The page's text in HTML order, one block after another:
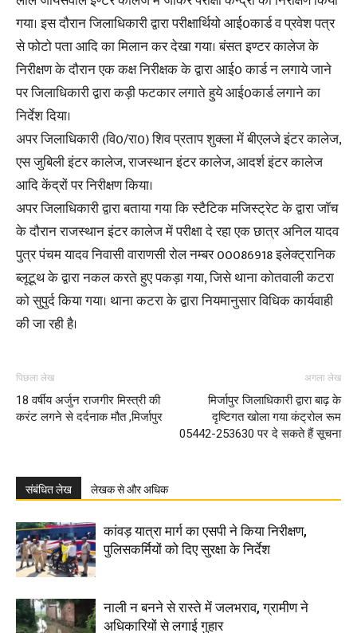
गया। इस दौरान जिलाधिकारी द्वारा परीक्षार्थियो आई0कार्ड व प्रवेश पत्र
से फोटो पता आदि का मिलान कर देखा गया। बंसत इण्टर कालेज के
निरीक्षण के दौरान एक कक्ष निरीक्षक के द्वारा आई0 कार्ड न लगाये जाने
पर जिलाधिकारी द्वारा कड़ी फटकार लगाते हुये आई0कार्ड लगाने का
निर्देश दिया।
अपर जिलाधिकारी (वि0/रा0) शिव प्रताप शुक्ला में बीएलजे इंटर कालेज,
एस जुबिली इंटर कालेज, राजस्थान इंटर कालेज, आदर्श इंटर कालेज
आदि केंद्रों पर निरीक्षण किया।
अपर जिलाधिकारी द्वारा बताया गया कि स्टैटिक मजिस्ट्रेट के द्वारा जाॅच
के दौरान राजस्थान इंटर कालेज में परीक्षा दे रहा एक छात्र अनिल यादव
पुत्र पंचम यादव निवासी वाराणसी रोल नम्बर 00086918 इलेक्ट्रानिक
ब्लूटूथ के द्वारा नकल करते हुए पकड़ा गया, जिसे थाना कोतवाली कटरा
को सुपुर्द किया गया। थाना कटरा के द्वारा नियमानुसार विधिक कार्यवाही
की जा रही है।
पिछला लेख
18 वर्षीय अर्जुन राजगीर मिस्त्री की
करंट लगने से दर्दनाक मौत ,मिर्जापुर
अगला लेख
मिर्जापुर जिलाधिकारी द्वारा बाढ़ के
दृष्टिगत खोला गया कंट्रोल रूम
05442-253630 पर दे सकते हैं सूचना
संबंधित लेख लेखक से और अधिक
कांवड़ यात्रा मार्ग का एसपी ने किया निरीक्षण,
पुलिसकर्मियों को दिए सुरक्षा के निर्देश
नाली न बनने से रास्ते में जलभराव, ग्रामीण ने
अधिकारियों से लगाई गुहार